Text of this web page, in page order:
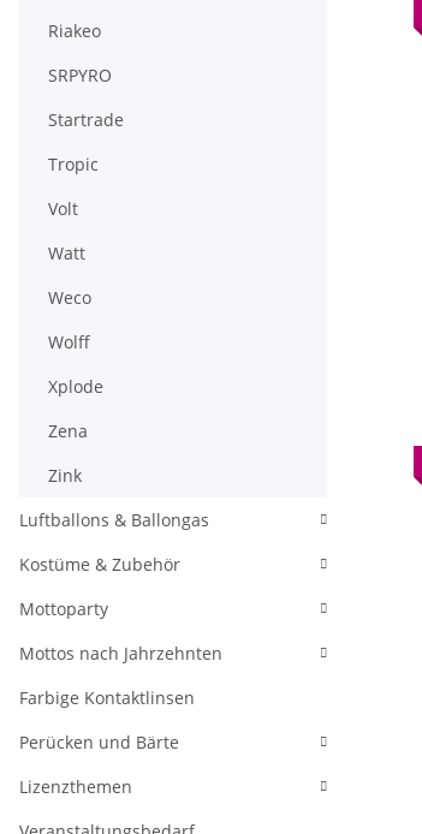
Riakeo
SRPYRO
Startrade
Tropic
Volt
Watt
Weco
Wolff
Xplode
Zena
Zink
Luftballons & Ballongas
Kostüme & Zubehör
Mottoparty
Mottos nach Jahrzehnten
Farbige Kontaktlinsen
Perücken und Bärte
Lizenzthemen